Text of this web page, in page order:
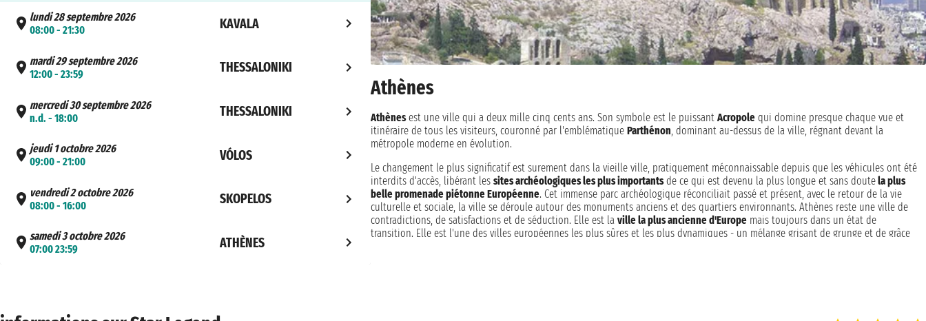
lundi 28 septembre 2026
08:00 - 21:30
KAVALA
mardi 29 septembre 2026
12:00 - 23:59
THESSALONIKI
mercredi 30 septembre 2026
n.d. - 18:00
THESSALONIKI
jeudi 1 octobre 2026
09:00 - 21:00
VÓLOS
vendredi 2 octobre 2026
08:00 - 16:00
SKOPELOS
samedi 3 octobre 2026
07:00 23:59
ATHÈNES
Athènes
Athènesest une ville qui a deux mille cinq cents ans. Son symbole est le puissant Acropolequi domine presque chaque vue et
itinéraire de tous les visiteurs, couronné par l'emblématique Parthénon, dominant au-dessus de la ville, régnant devant la
métropole moderne en évolution.
Le changement le plus significatif est surement dans la vieille ville, pratiquement méconnaissable depuis que les véhicules ont été
interdits d'accès, libérant les sites archéologiques les plus importantsde ce qui est devenu la plus longue et sans doutela plus
belle promenade piétonne Européenne. Cet immense parc archéologique réconciliait passé et présent, avec le retour de la vie
culturelle et sociale, la ville se déroule autour des monuments anciens et des quartiers environnants. Athènes reste une ville de
contradictions, de satisfactions et de séduction. Elle est la ville la plus ancienne d'Europemais toujours dans un état de
transition. Elle est l'une des villes européennes les plus sûres et les plus dynamiques - un mélange grisant de grunge et de grâce